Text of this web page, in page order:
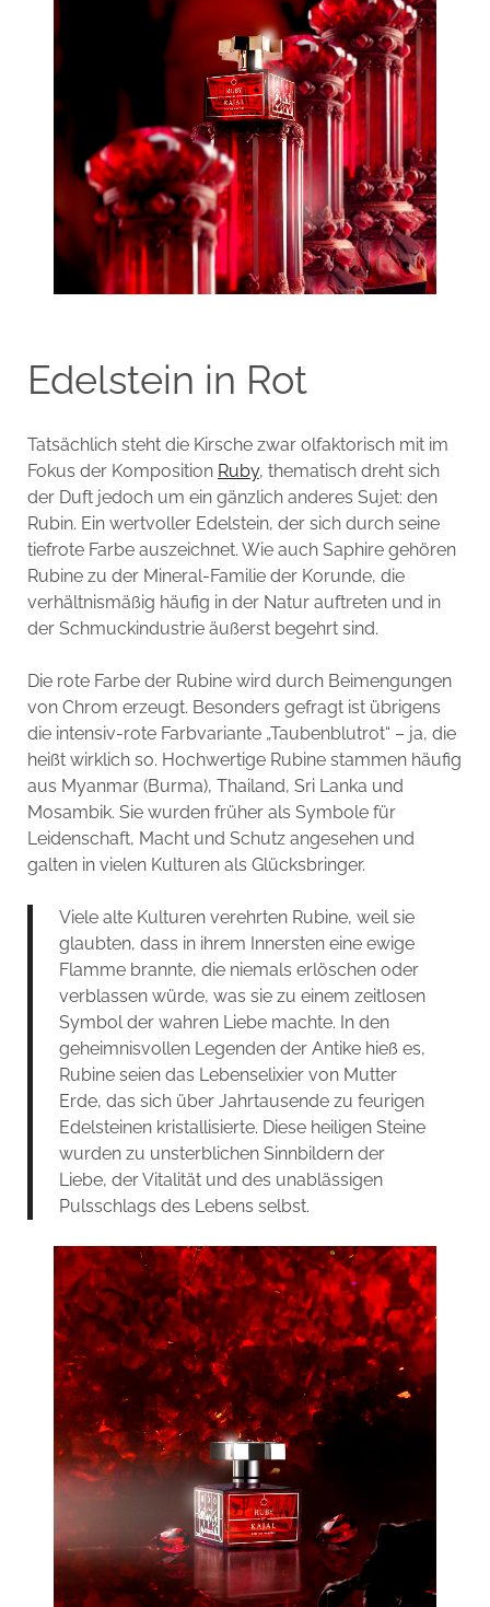
Edelstein in Rot
Tatsächlich steht die Kirsche zwar olfaktorisch mit im
Fokus der Komposition Ruby, thematisch dreht sich
der Duft jedoch um ein gänzlich anderes Sujet: den
Rubin. Ein wertvoller Edelstein, der sich durch seine
tiefrote Farbe auszeichnet. Wie auch Saphire gehören
Rubine zu der Mineral-Familie der Korunde, die
verhältnismäßig häufig in der Natur auftreten und in
der Schmuckindustrie äußerst begehrt sind.
Die rote Farbe der Rubine wird durch Beimengungen
von Chrom erzeugt. Besonders gefragt ist übrigens
die intensiv-rote Farbvariante „Taubenblutrot“ – ja, die
heißt wirklich so. Hochwertige Rubine stammen häufig
aus Myanmar (Burma), Thailand, Sri Lanka und
Mosambik. Sie wurden früher als Symbole für
Leidenschaft, Macht und Schutz angesehen und
galten in vielen Kulturen als Glücksbringer.
Viele alte Kulturen verehrten Rubine, weil sie
glaubten, dass in ihrem Innersten eine ewige
Flamme brannte, die niemals erlöschen oder
verblassen würde, was sie zu einem zeitlosen
Symbol der wahren Liebe machte. In den
geheimnisvollen Legenden der Antike hieß es,
Rubine seien das Lebenselixier von Mutter
Erde, das sich über Jahrtausende zu feurigen
Edelsteinen kristallisierte. Diese heiligen Steine
wurden zu unsterblichen Sinnbildern der
Liebe, der Vitalität und des unablässigen
Pulsschlags des Lebens selbst.